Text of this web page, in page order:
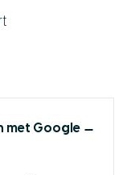
met Google